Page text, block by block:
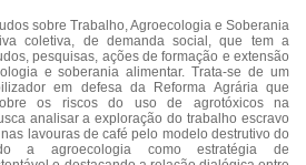
sobre Trabalho, Agroecologia e Soberania
coletiva, de demanda social, que tem a
pesquisas, ações de formação e extensão
e soberania alimentar. Trata-se de um
em defesa da Reforma Agrária que
os riscos do uso de agrotóxicos na
analisar a exploração do trabalho escravo
lavouras de café pelo modelo destrutivo do
a agroecologia como estratégia de